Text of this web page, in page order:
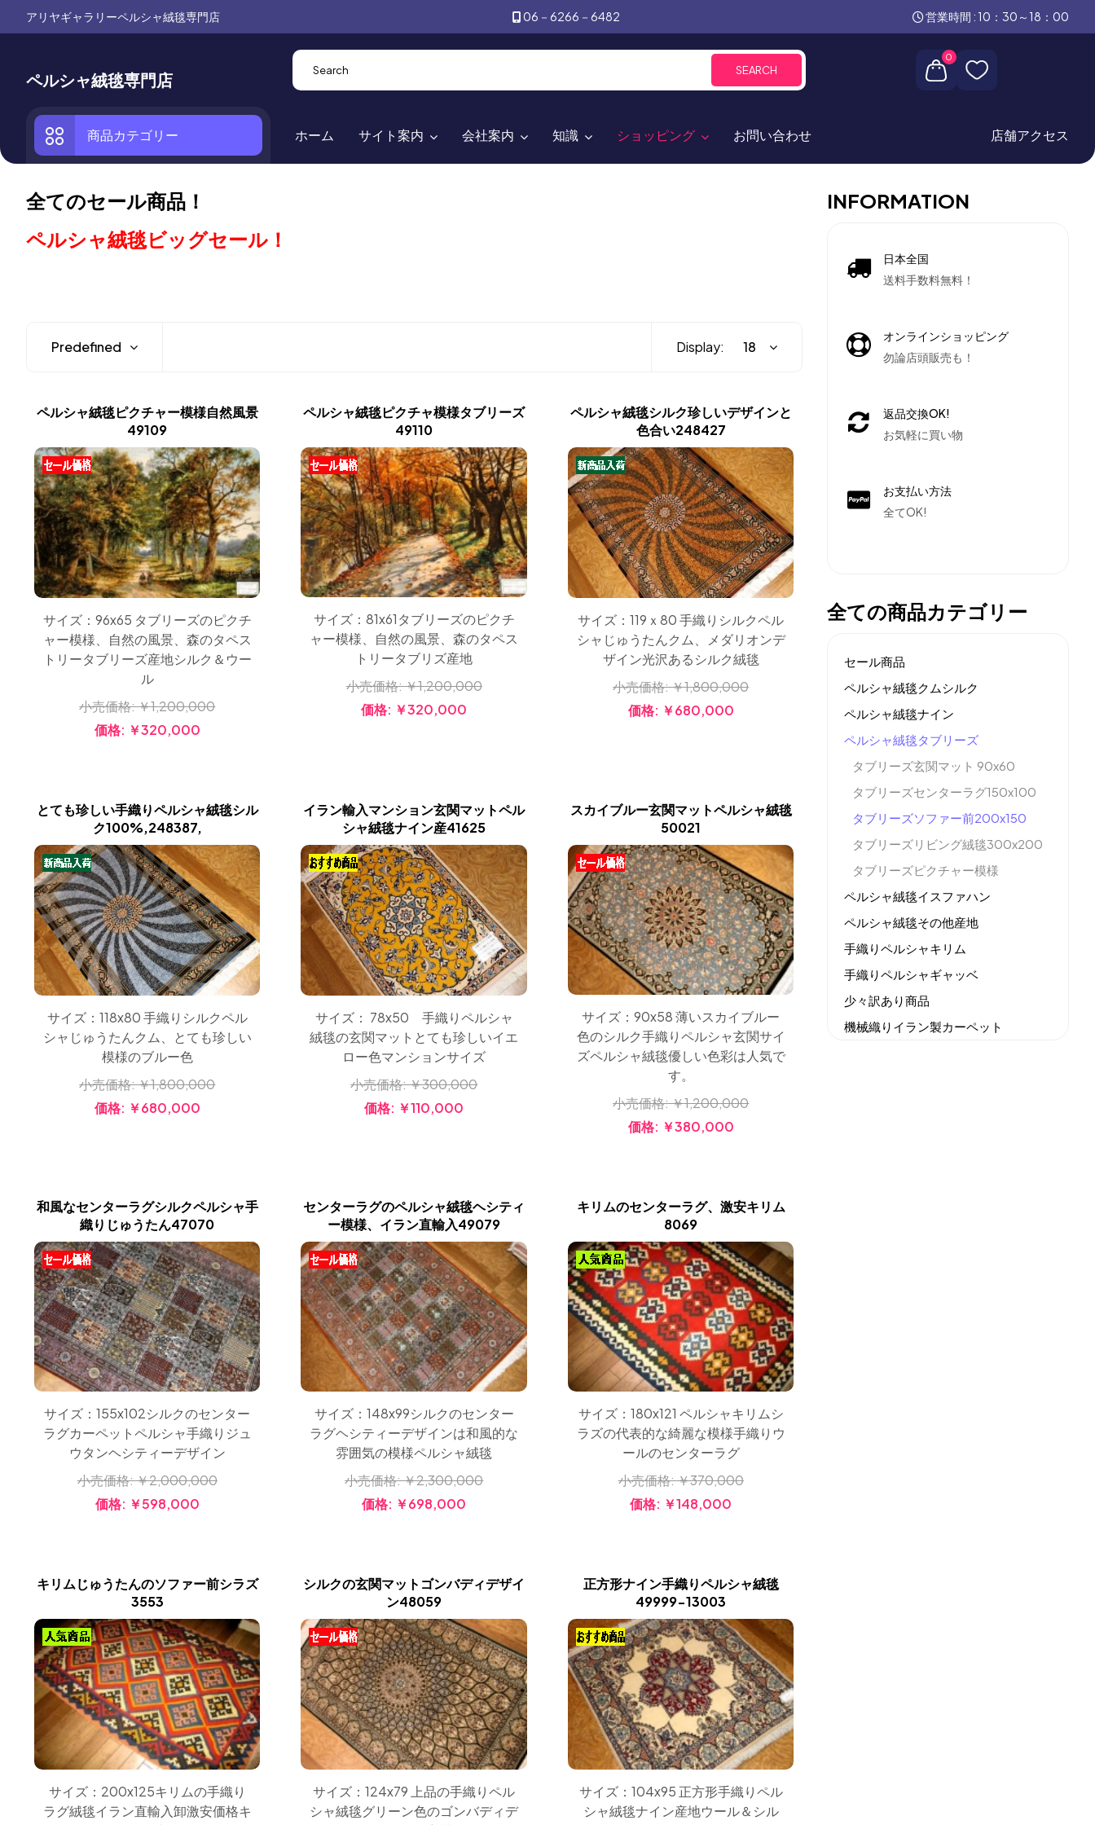
アリヤギャラリーペルシャ絨毯専門店 06－6266－6482 営業時間 : 10：30～18：00
ペルシャ絨毯専門店 SEARCH
0
商品カテゴリー ホーム サイト案内 会社案内 知識 ショッピング お問い合わせ 店舗アクセス
全てのセール商品！
ペルシャ絨毯ビッグセール！
Display:
ペルシャ絨毯ピクチャー模様自然風景
49109
サイズ：96x65 タブリーズのピクチ
ャー模様、自然の風景、森のタペス
トリータブリーズ産地シルク＆ウー
ル
小売価格:￥1,200,000
価格: ￥320,000
ペルシャ絨毯ピクチャ模様タブリーズ
49110
サイズ：81x61タブリーズのピクチ
ャー模様、自然の風景、森のタペス
トリータブリズ産地
小売価格:￥1,200,000
価格: ￥320,000
ペルシャ絨毯シルク珍しいデザインと
色合い248427
サイズ：119ｘ80 手織りシルクペル
シャじゅうたんクム、メダリオンデ
ザイン光沢あるシルク絨毯
小売価格:￥1,800,000
価格: ￥680,000
とても珍しい手織りペルシャ絨毯シル
ク100%,248387,
サイズ：118x80 手織りシルクペル
シャじゅうたんクム、とても珍しい
模様のブルー色
小売価格:￥1,800,000
価格: ￥680,000
イラン輸入マンション玄関マットペル
シャ絨毯ナイン産41625
サイズ： 78x50 手織りペルシャ
絨毯の玄関マットとても珍しいイエ
ロー色マンションサイズ
小売価格:￥300,000
価格: ￥110,000
スカイブルー玄関マットペルシャ絨毯
50021
サイズ：90x58 薄いスカイブルー
色のシルク手織りペルシャ玄関サイ
ズペルシャ絨毯優しい色彩は人気で
す。
小売価格:￥1,200,000
価格: ￥380,000
和風なセンターラグシルクペルシャ手
織りじゅうたん47070
サイズ：155x102シルクのセンター
ラグカーペットペルシャ手織りジュ
ウタンヘシティーデザイン
小売価格:￥2,000,000
価格: ￥598,000
センターラグのペルシャ絨毯ヘシティ
ー模様、イラン直輸入49079
サイズ：148x99シルクのセンター
ラグヘシティーデザインは和風的な
雰囲気の模様ペルシャ絨毯
小売価格:￥2,300,000
価格: ￥698,000
キリムのセンターラグ、激安キリム
8069
サイズ：180x121 ペルシャキリムシ
ラズの代表的な綺麗な模様手織りウ
ールのセンターラグ
小売価格:￥370,000
価格: ￥148,000
キリムじゅうたんのソファー前シラズ
3553
サイズ：200x125キリムの手織り
ラグ絨毯イラン直輸入卸激安価格キ
シルクの玄関マットゴンバディデザイ
ン48059
サイズ：124x79 上品の手織りペル
シャ絨毯グリーン色のゴンバディデ
正方形ナイン手織りペルシャ絨毯
49999-13003
サイズ：104x95 正方形手織りペル
シャ絨毯ナイン産地ウール＆シル
INFORMATION
日本全国
送料手数料無料！
オンラインショッピング
勿論店頭販売も！
返品交換OK!
お気軽に買い物
お支払い方法
全てOK!
全ての商品カテゴリー
セール商品
ペルシャ絨毯クムシルク
ペルシャ絨毯ナイン
ペルシャ絨毯タブリーズ
タブリーズ玄関マット 90x60
タブリーズセンターラグ150x100
タブリーズソファー前200x150
タブリーズリビング絨毯300x200
タブリーズピクチャー模様
ペルシャ絨毯イスファハン
ペルシャ絨毯その他産地
手織りペルシャキリム
手織りペルシャギャッベ
少々訳あり商品
機械織りイラン製カーペット